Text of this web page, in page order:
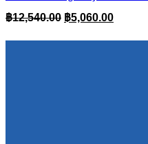
฿12,540.00 Original
was:
฿5,060.00Current
is: